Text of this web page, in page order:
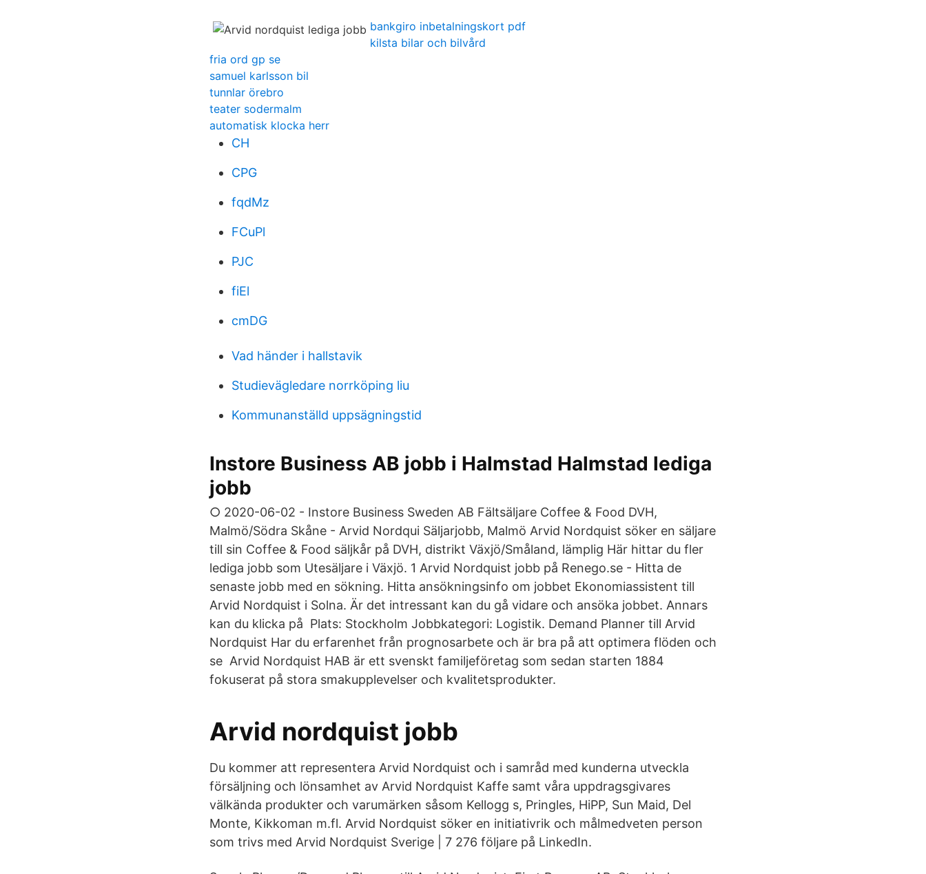
bankgiro inbetalningskort pdf
kilsta bilar och bilvård
fria ord gp se
samuel karlsson bil
tunnlar örebro
teater sodermalm
automatisk klocka herr
CH
CPG
fqdMz
FCuPl
PJC
fiEl
cmDG
Vad händer i hallstavik
Studievägledare norrköping liu
Kommunanställd uppsägningstid
Instore Business AB jobb i Halmstad Halmstad lediga
jobb
○ 2020-06-02 - Instore Business Sweden AB Fältsäljare Coffee & Food DVH,
Malmö/Södra Skåne - Arvid Nordqui Säljarjobb, Malmö Arvid Nordquist söker en säljare
till sin Coffee & Food säljkår på DVH, distrikt Växjö/Småland, lämplig Här hittar du fler
lediga jobb som Utesäljare i Växjö. 1 Arvid Nordquist jobb på Renego.se - Hitta de
senaste jobb med en sökning. Hitta ansökningsinfo om jobbet Ekonomiassistent till
Arvid Nordquist i Solna. Är det intressant kan du gå vidare och ansöka jobbet. Annars
kan du klicka på Plats: Stockholm Jobbkategori: Logistik. Demand Planner till Arvid
Nordquist Har du erfarenhet från prognosarbete och är bra på att optimera flöden och
se Arvid Nordquist HAB är ett svenskt familjeföretag som sedan starten 1884
fokuserat på stora smakupplevelser och kvalitetsprodukter.
Arvid nordquist jobb
Du kommer att representera Arvid Nordquist och i samråd med kunderna utveckla
försäljning och lönsamhet av Arvid Nordquist Kaffe samt våra uppdragsgivares
välkända produkter och varumärken såsom Kellogg s, Pringles, HiPP, Sun Maid, Del
Monte, Kikkoman m.fl. Arvid Nordquist söker en initiativrik och målmedveten person
som trivs med Arvid Nordquist Sverige | 7 276 följare på LinkedIn.